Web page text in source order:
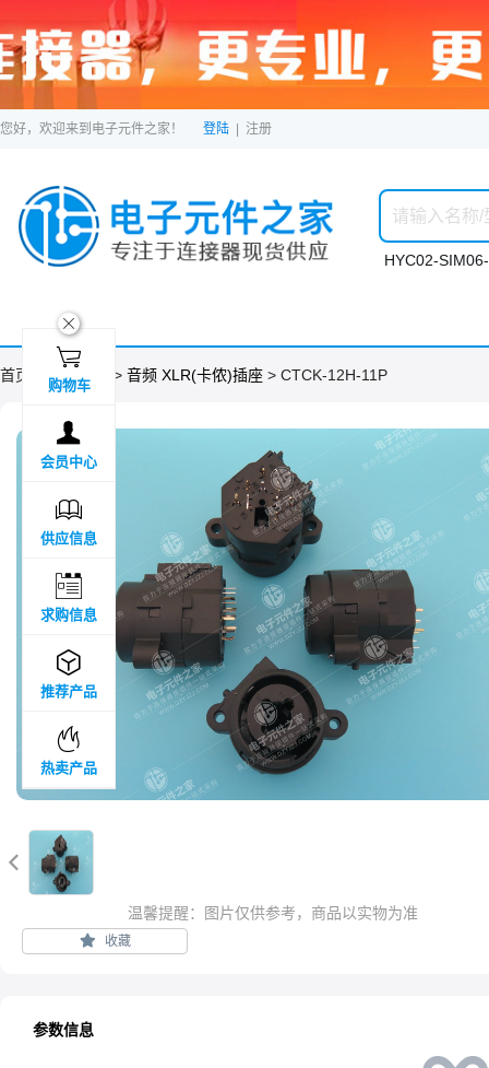
您好，欢迎来到电子元件之家！ 登陆 注册
HYC02-
首页 > 分类目录 > 音频 XLR(卡侬)插座 > CTCK-12H-11P

温馨提醒：图片仅供参考，商品以实物为准
收藏
参数信息
ဆ

购物车

会员中心

供应信息

求购信息

推荐产品

热卖产品